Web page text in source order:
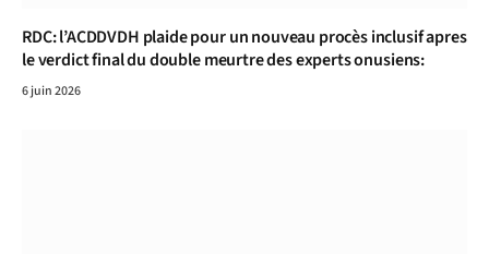
RDC: l’ACDDVDH plaide pour un nouveau procès inclusif apres
le verdict final du double meurtre des experts onusiens:
6 juin 2026